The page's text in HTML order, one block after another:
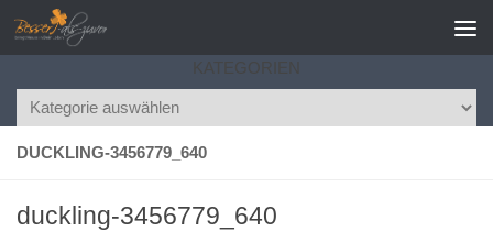
Zum Inhalt springen
KATEGORIEN
Kategorien
DUCKLING-3456779_640
duckling-3456779_640